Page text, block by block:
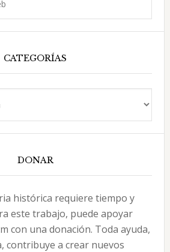
CATEGORÍAS
DONAR
histórica requiere tiempo y
este trabajo, puede apoyar
con una donación. Toda ayuda,
contribuye a crear nuevos